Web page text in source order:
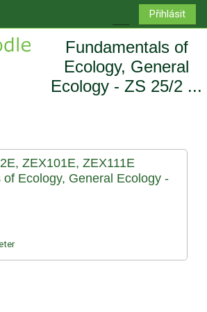
Přepnout
Přihlásit
Fundamentals of
Ecology, General
Ecology - ZS 25/2 ...
ZEX101E, ZEX111E
of Ecology, General Ecology -